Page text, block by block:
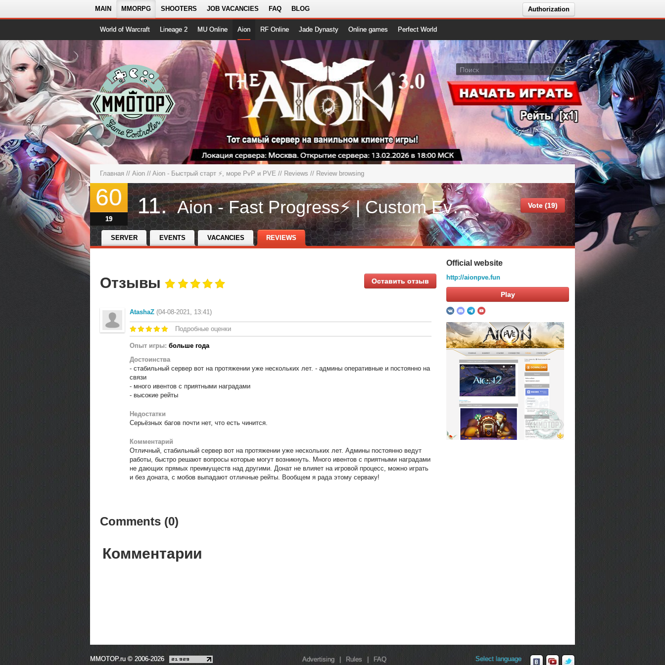
MAIN MMORPG SHOOTERS JOB VACANCIES FAQ BLOG Authorization
World of Warcraft Lineage 2 MU Online Aion RF Online Jade Dynasty Online games Perfect World
Главная // Aion // Aion - Быстрый старт ⚡, море PvP и PVE // Reviews // Review browsing
60
19
11. Aion - Fast Progress⚡ | Custom Events PVE & Fast PvP отзыв AtashaZ Vote (19)
SERVER EVENTS VACANCIES REVIEWS
Отзывы Оставить отзыв
AtashaZ (04-08-2021, 13:41)
Подробные оценки
Опыт игры: больше года
Достоинства
- стабильный сервер вот на протяжении уже нескольких лет. - админы оперативные и постоянно на
связи
- много ивентов с приятными наградами
- высокие рейты
Недостатки
Серьёзных багов почти нет, что есть чинится.
Комментарий
Отличный, стабильный сервер вот на протяжении уже нескольких лет. Админы постоянно ведут
работы, быстро решают вопросы которые могут возникнуть. Много ивентов с приятными наградами
не дающих прямых преимуществ над другими. Донат не влияет на игровой процесс, можно играть
и без доната, с мобов выпадают отличные рейты. Вообщем я рада этому серваку!
Comments (0)
Комментарии
Official website
http://aionpve.fun
Play
MMOTOP.ru © 2006-2026 Advertising Rules FAQ Select language